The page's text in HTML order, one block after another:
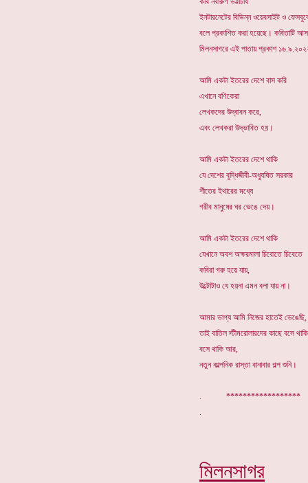
ইনটারনেটের বিভিন্ন ওয়েবসাইট ও
বলে প্রকাশিত করা হয়েছে। কবিতাটি
মিলনসাগরে এই পাতায় প্রকাশ
আমি একটা ইতরের দেশে বাস করি
এখানে বণিকেরা
লেখকদের উদ্বাবন করে,
এবং লেখকরা উদ্ভাবিত হয়।
আমি একটা ইতরের দেশে থাকি
যে দেশের বুদ্ধিজীবী-অধ্যুষিত সরকার
শীতের ইথারের মধ্যে
গরীব মানুষের ঘর ভেঙে দেয়।
আমি একটা ইতরের দেশে থাকি
যেখানে অবশ অক্ষরমালা চিবোতে চিবেতে
কবিরা গরু হয়ে যায়,
উল্টোটাও যে হয়না এমন বলা যায় না।
আমার ভাগ্য আমি নিজের হাতেই ভেঙেছি,
তাই বাতিল স্টীমরোলারদের কাছে বসে
বসে থাকি আর,
নতুন কাল্পনিক রাস্তা বানাবার গল্প শুনি।
.
মিলনসাগর